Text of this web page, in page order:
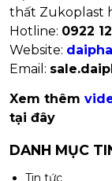
thất Zukoplast
Hotline: 0922
Website:
Email:
Xem thêm
tại đây
DANH MỤC